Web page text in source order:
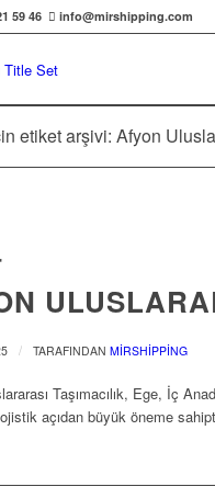
59 46 info@mirshipping.com
etiket arşivi: Afyon
/ TARAFINDAN MIRSHIPPING
Taşımacılık, Ege, İç
açıdan büyük öneme